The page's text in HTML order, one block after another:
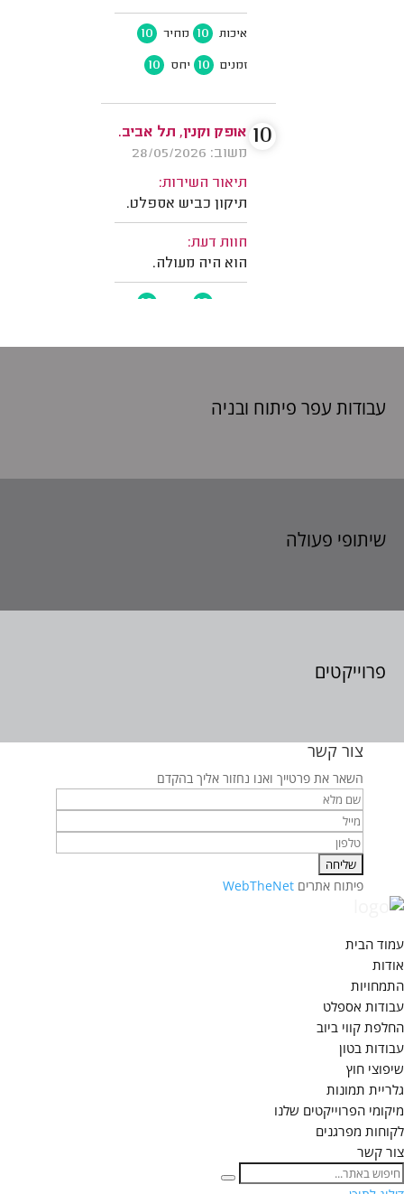
עבודות עפר פיתוח ובניה
שיתופי פעולה
פרוייקטים
צור קשר
השאר את פרטייך ואנו נחזור אליך בהקדם
פיתוח אתרים WebTheNet
עמוד הבית
אודות
התמחויות
עבודות אספלט
החלפת קווי ביוב
עבודות בטון
שיפוצי חוץ
גלריית תמונות
מיקומי הפרוייקטים שלנו
לקוחות מפרגנים
צור קשר